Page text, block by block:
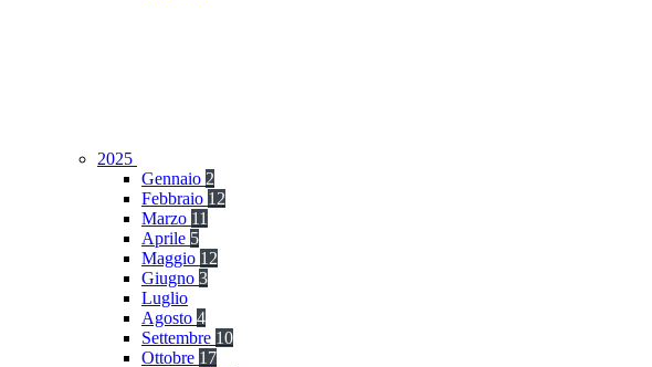
2025
Gennaio 2
Febbraio 12
Marzo 11
Aprile 5
Maggio 12
Giugno 3
Luglio
Agosto 4
Settembre 10
Ottobre 17